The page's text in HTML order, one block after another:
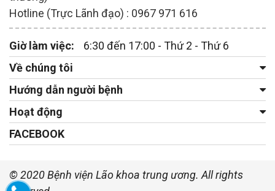
Hotline (Trực Lãnh đạo) : 0967 971 616
Giờ làm việc:
6:30 đến 17:00 - Thứ 2 - Thứ 6
Về chúng tôi
Hướng dẫn người bệnh
Hoạt động
FACEBOOK
© 2020 Bệnh viện Lão khoa trung ương. All rights